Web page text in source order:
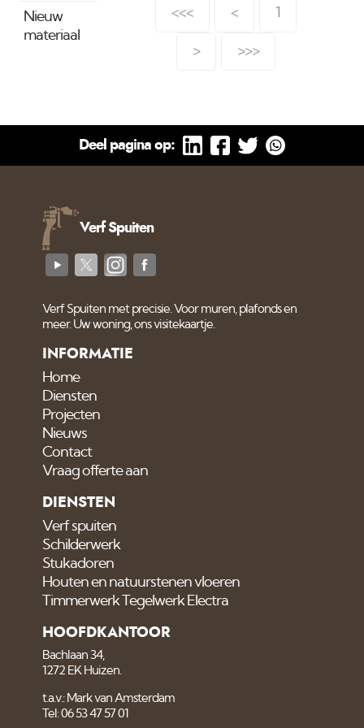
Nieuw
materiaal
begaande grond
Nu wordt het tijd om de
kleur dit gaat worden?
Volg ons nieuws.
<<< < 1
> >>>
Deel pagina op:
Verf Spuiten
Verf Spuiten met precisie. Voor muren, plafonds en
meer. Uw woning, ons visitekaartje.
INFORMATIE
Home
Diensten
Projecten
Nieuws
Contact
Vraag offerte aan
DIENSTEN
Verf spuiten
Schilderwerk
Stukadoren
Houten en natuurstenen vloeren
Timmerwerk Tegelwerk Electra
HOOFDKANTOOR
Bachlaan 34,
1272 EK Huizen.
t.a.v.: Mark van Amsterdam
Tel: 06 53 47 57 01